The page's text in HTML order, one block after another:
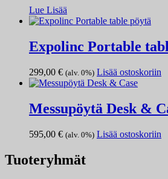
Lue Lisää
Expolinc Portable
299,00 € (alv. 0%) Lisää ostoskoriin
Messupöytä Desk &
595,00 € (alv. 0%) Lisää ostoskoriin
Tuoteryhmät